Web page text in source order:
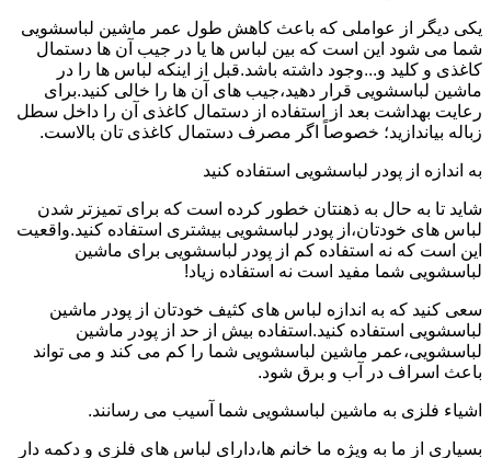
یکی دیگر از عواملی که باعث کاهش طول عمر ماشین لباسشویی
شما می شود این است که بین لباس ها یا در جیب آن ها دستمال
کاغذی و کلید و...وجود داشته باشد.قبل از اینکه لباس ها را در
ماشین لباسشویی قرار دهید،جیب های آن ها را خالی کنید.برای
رعایت بهداشت بعد از استفاده از دستمال کاغذی آن را داخل سطل
زباله بیاندازید؛ خصوصاً اگر مصرف دستمال کاغذی تان بالاست.
به اندازه از پودر لباسشویی استفاده کنید
شاید تا به حال به ذهنتان خطور کرده است که برای تمیزتر شدن
لباس های خودتان،از پودر لباسشویی بیشتری استفاده کنید.واقعیت
این است که نه استفاده کم از پودر لباسشویی برای ماشین
لباسشویی شما مفید است نه استفاده زیاد!
سعی کنید که به اندازه لباس های کثیف خودتان از پودر ماشین
لباسشویی استفاده کنید.استفاده بیش از حد از پودر ماشین
لباسشویی،عمر ماشین لباسشویی شما را کم می کند و می تواند
باعث اسراف در آب و برق شود.
اشیاء فلزی به ماشین لباسشویی شما آسیب می رسانند.
بسیاری از ما به ویژه ما خانم ها،دارای لباس های فلزی و دکمه دار